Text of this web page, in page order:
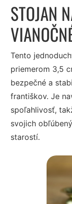
STOJAN
Tento
priemerom 3,5
bezpečné a
františkov. Je
spoľahlivosť,
svojich
starostí.